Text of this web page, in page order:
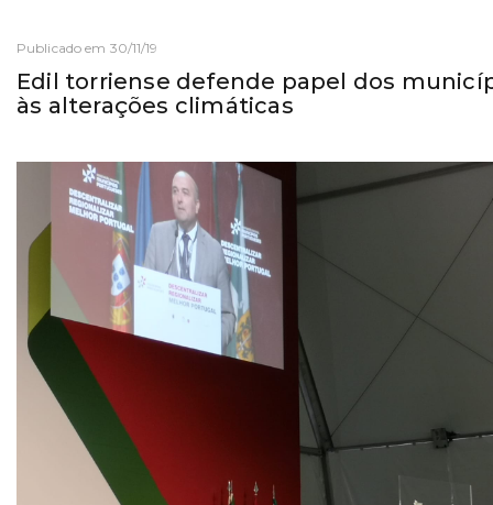
Publicado em 30/11/19
Edil torriense defende papel dos
às alterações climáticas